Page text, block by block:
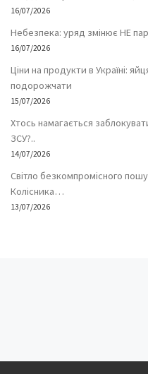
16/07/2026
Небезпека: уряд змінює НЕ
16/07/2026
Ціни на продукти в Україні:
подорожчати
15/07/2026
Хтось намагається
ЗСУ?..
14/07/2026
Світло безкомпромісного
Колісника…
13/07/2026
Навігація